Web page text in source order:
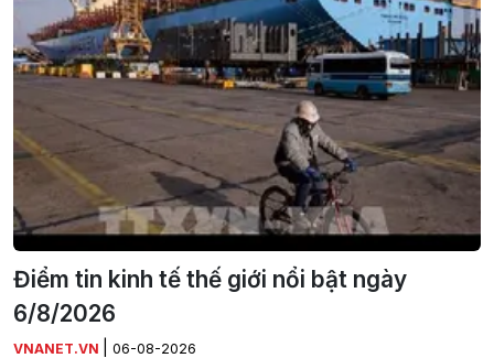
Điểm tin kinh tế thế giới nổi bật ngày
6/8/2026
VNANET.VN 06-08-2026